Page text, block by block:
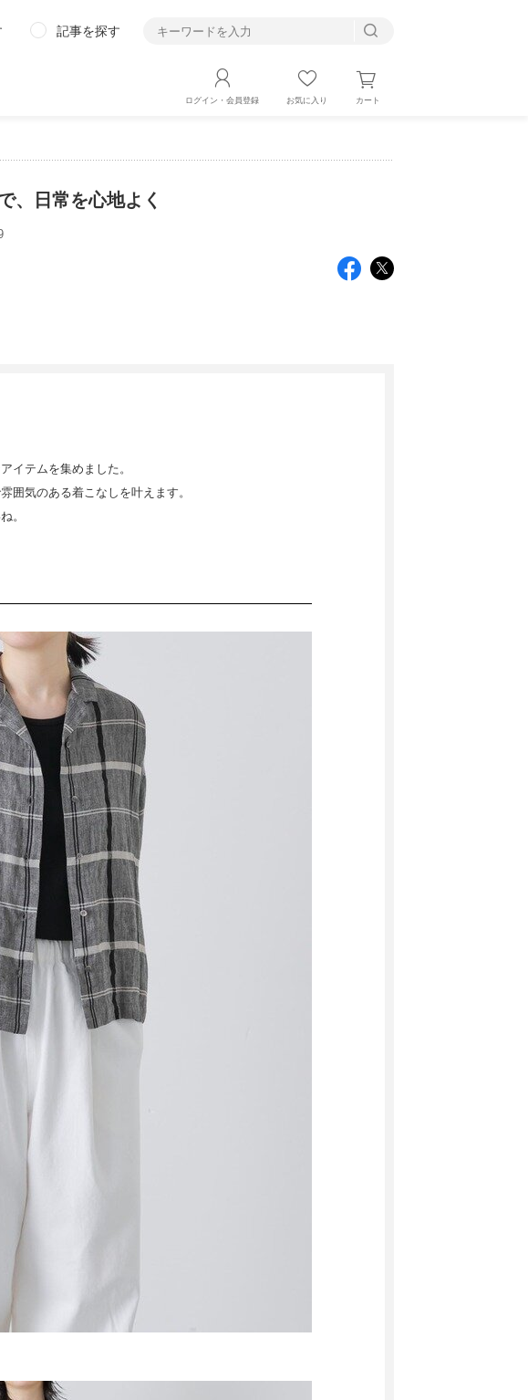
記事を探す
ログイン・会員登録 お気に入り カート
、日常を心地よく
イテムを集めました。
囲気のある着こなしを叶えます。
。